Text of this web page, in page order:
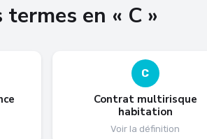
en « C »
C
Contrat multirisque
habitation
Voir la définition